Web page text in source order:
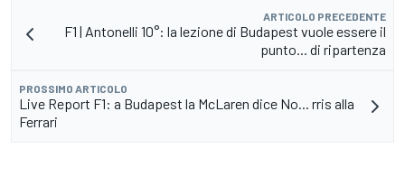
ARTICOLO PRECEDENTE
F1 | Antonelli 10°: la lezione di Budapest vuole essere il
punto... di ripartenza
PROSSIMO ARTICOLO
Live Report F1: a Budapest la McLaren dice No... rris alla
Ferrari